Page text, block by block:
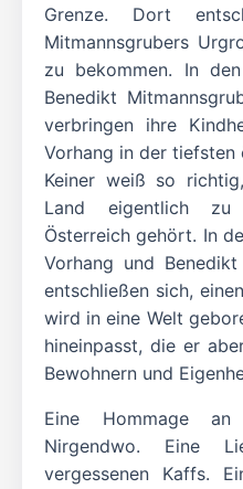
Grenze. Dort
Mitmannsgrubers
zu bekommen. In
Benedikt
verbringen ihre
Vorhang in der tiefsten
Keiner weiß so
Land eigentlich
Österreich gehört. In
Vorhang und
entschließen sich,
wird in eine Welt
hineinpasst, die er
Bewohnern und
Eine Hommage
Nirgendwo. Eine
vergessenen Kaffs.